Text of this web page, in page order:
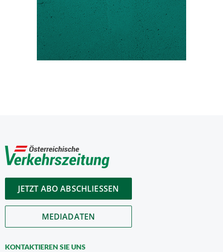
JETZT ABO ABSCHLIESSEN
MEDIADATEN
KONTAKTIEREN SIE UNS